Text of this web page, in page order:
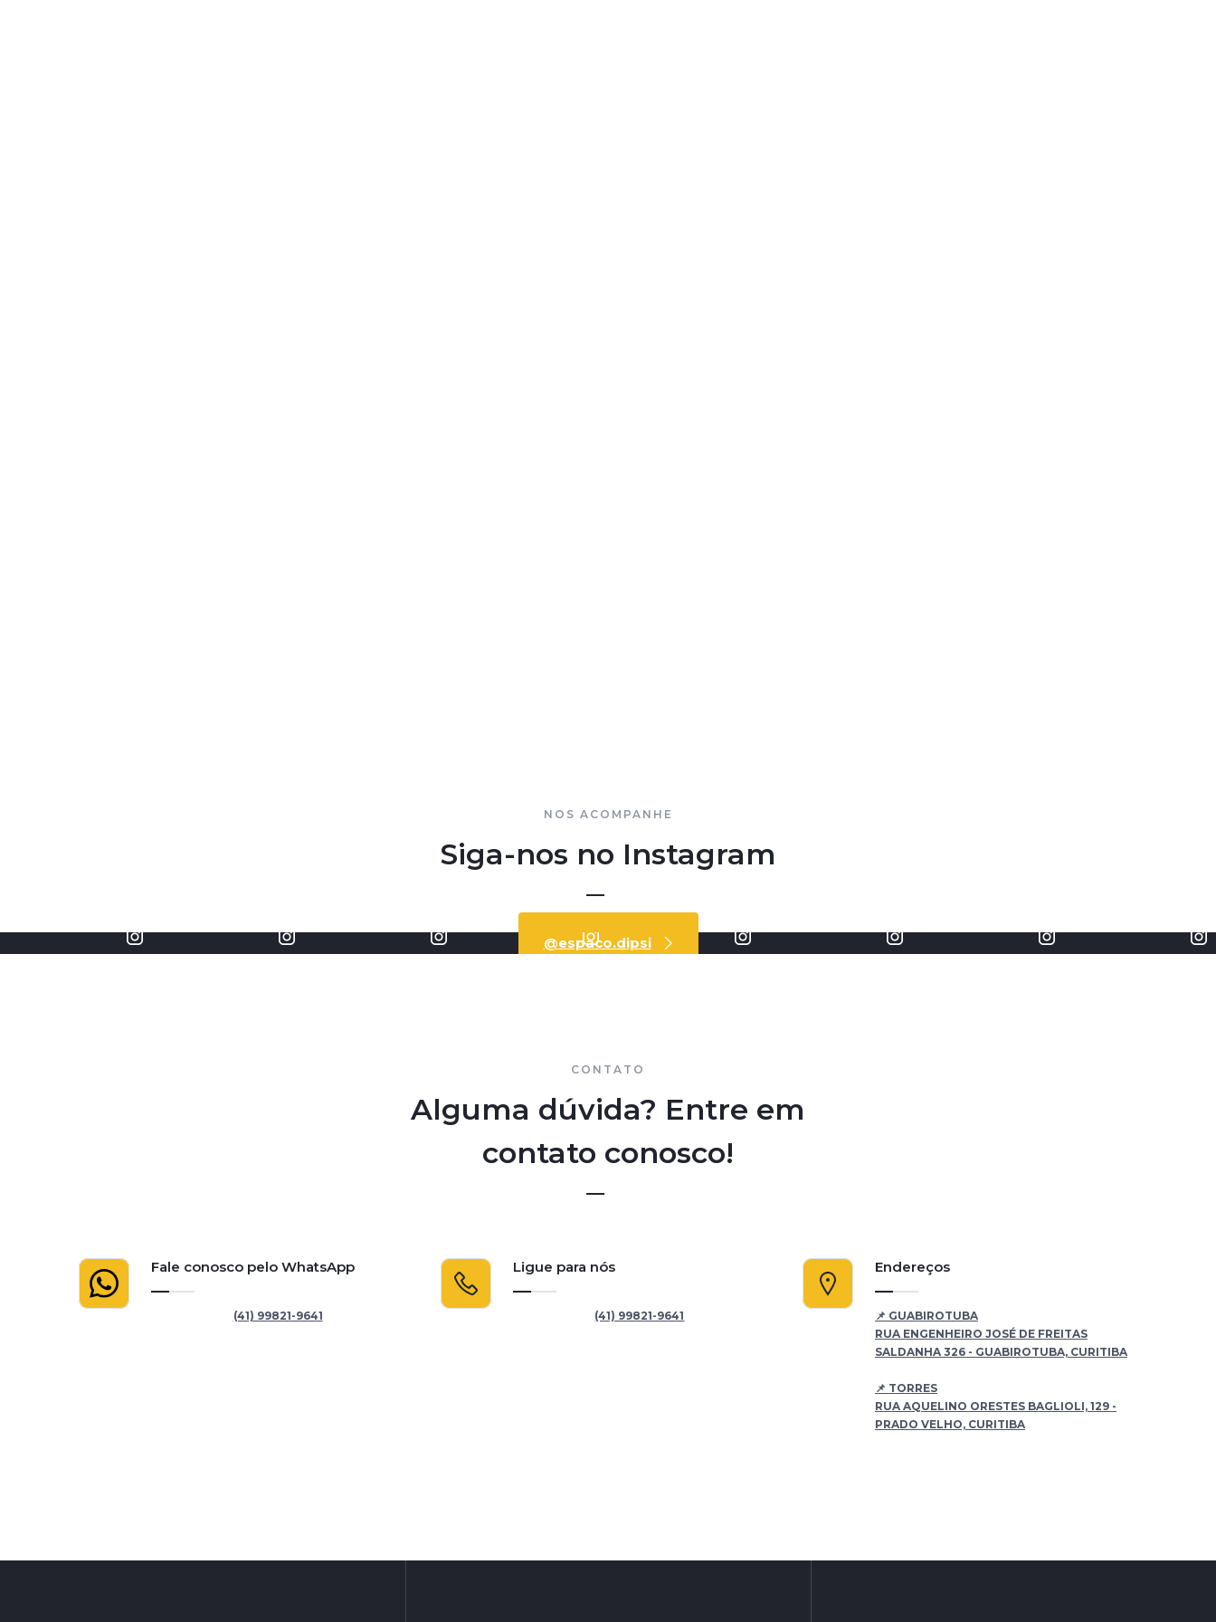
NOS ACOMPANHE
Siga-nos no Instagram
@espaco.dipsi
CONTATO
Alguma dúvida? Entre em
contato conosco!
Fale conosco pelo WhatsApp
(41) 99821-9641
Ligue para nós
(41) 99821-9641
Endereços
📌 GUABIROTUBA
RUA ENGENHEIRO JOSÉ DE FREITAS
SALDANHA 326 - GUABIROTUBA, CURITIBA
📌 TORRES
RUA AQUELINO ORESTES BAGLIOLI, 129 -
PRADO VELHO, CURITIBA